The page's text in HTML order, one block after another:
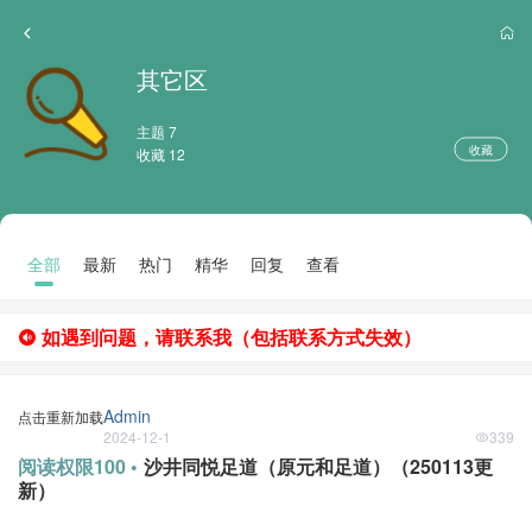
其它区
主题 7
收藏 12
收藏
全部 最新 热门 精华 回复 查看
如遇到问题，请联系我（包括联系方式失效）
点击重新加载Admin
2024-12-1 339
阅读权限100 • 沙井同悦足道（原元和足道）（250113更
新）